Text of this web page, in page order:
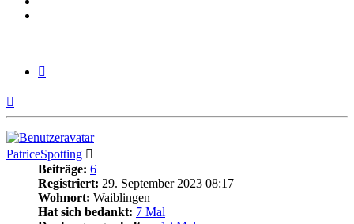
PatriceSpotting
Beiträge: 6
Registriert: 29. September 2023 08:17
Wohnort: Waiblingen
Hat sich bedankt: 7 Mal